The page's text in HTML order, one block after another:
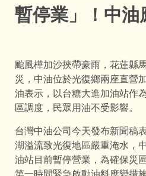
暫停業」！中油
颱風樺加沙挾帶豪雨，花蓮縣
災，中油位於光復鄉兩座直營
油表示，以台糖大進加油站作
區調度，民眾用油不受影響。
台灣中油公司今天發布新聞稿
湖溢流致光復地區嚴重淹水，
油站目前暫停營業，為確保災
第一時間緊急啟動油料應變措